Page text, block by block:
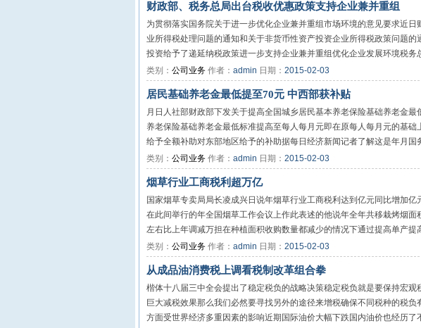
财政部、税务总局出台税收优惠政策支持企业兼并重组
为贯彻落实国务院关于进一步优化企业兼并重组市场环境的意见要求近
业所得税处理问题的通知和关于非货币性资产投资企业所得税政策问题
投资给予了递延纳税政策进一步支持企业兼并重组优化企业发展环境税务
类别： 公司业务 作者： admin 日期： 2015-02-03
居民基础养老金最低提至70元 中西部获补贴
月日人社部财政部下发关于提高全国城乡居民基本养老保险基础养老金
养老保险基础养老金最低标准提高至每人每月元即在原每人每月元的基
给予全额补助对东部地区给予的补助据每日经济新闻记者了解这是年月国
类别： 公司业务 作者： admin 日期： 2015-02-03
烟草行业工商税利超万亿
国家烟草专卖局局长凌成兴日说年烟草行业工商税利达到亿元同比增加
在此间举行的年全国烟草工作会议上作此表述的他说年全年共移栽烤烟
左右比上年调减万担在种植面积收购数量都减少的情况下通过提高单产提
类别： 公司业务 作者： admin 日期： 2015-02-03
从成品油消费税上调看税制改革组合拳
楷体十八届三中全会提出了稳定税负的战略决策稳定税负就是要保持宏
巨大减税效果那么我们必然要寻找另外的途径来增税确保不同税种的税
方面受世界经济多重因素的影响近期国际油价大幅下跌国内油价也经历了